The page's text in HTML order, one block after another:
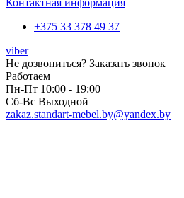
Контактная информация
+375 33 378 49 37
viber
Не дозвониться? Заказать звонок
Работаем
Пн-Пт 10:00 - 19:00
Сб-Вс Выходной
zakaz.standart-mebel.by@yandex.by